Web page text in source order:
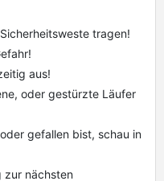
tragen!
aus!
oder gestürzte Läufer
gefallen bist, schau in
zur nächsten